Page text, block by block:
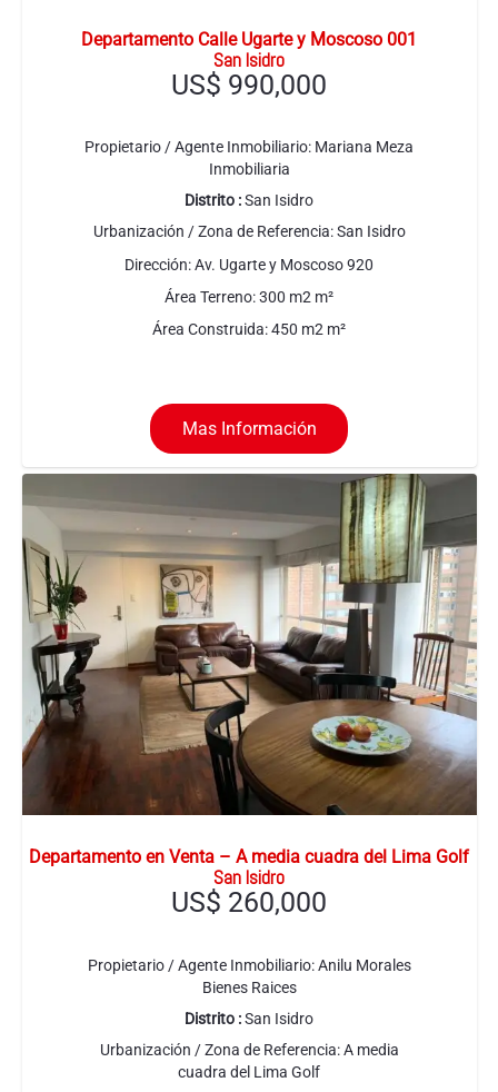
Departamento Calle Ugarte y Moscoso 001
San Isidro
US$ 990,000
Propietario / Agente Inmobiliario: Mariana Meza
Inmobiliaria
Distrito :San Isidro
Urbanización / Zona de Referencia:San Isidro
Dirección:Av. Ugarte y Moscoso 920
Área Terreno:300 m2 m²
Área Construida:450 m2 m²
Mas Información
Departamento en Venta – A media cuadra del Lima Golf
San Isidro
US$ 260,000
Propietario / Agente Inmobiliario:Anilu Morales
Bienes Raices
Distrito :San Isidro
Urbanización / Zona de Referencia:A media
cuadra del Lima Golf